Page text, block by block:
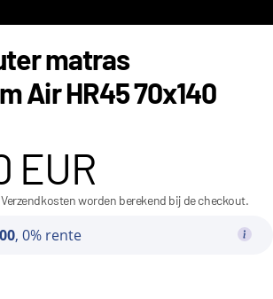
d
a
matras
Air HR45 70x140
EUR
worden berekend bij de checkout.
, 0% rente